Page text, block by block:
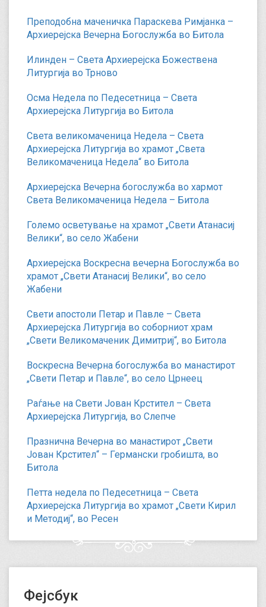
Преподобна маченичка Параскева Римјанка –
Архиерејска Вечерна Богослужба во Битола
Илинден – Света Архиерејска Божествена
Литургија во Трново
Осма Недела по Педесетница – Света
Архиерејска Литургија во Битола
Света великомаченица Недела – Света
Архиерејска Литургија во храмот „Света
Великомаченица Недела“ во Битола
Архиерејска Вечерна богослужба во хармот
Света Великомаченица Недела – Битола
Големо осветување на храмот „Свети Атанасиј
Велики“, во село Жабени
Архиерејска Воскресна вечерна Богослужба во
храмот „Свети Атанасиј Велики“, во село
Жабени
Свети апостоли Петар и Павле – Света
Архиерејска Литургија во соборниот храм
„Свети Великомаченик Димитриј“, во Битола
Воскресна Вечерна богослужба во манастирот
„Свети Петар и Павле“, во село Црнеец
Раѓање на Свети Јован Крстител – Света
Архиерејска Литургија, во Слепче
Празнична Вечерна во манастирот „Свети
Јован Крстител“ – Германски гробишта, во
Битола
Петта недела по Педесетница – Света
Архиерејска Литургија во храмот „Свети Кирил
и Методиј“, во Ресен
Фејсбук